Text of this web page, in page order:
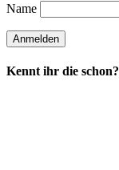
Name
Kennt ihr die schon?